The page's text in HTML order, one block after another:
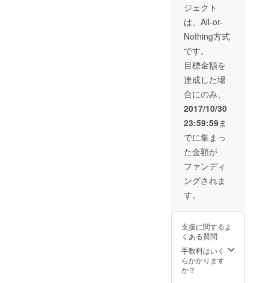
ジェクト
は、All-or-
Nothing方式
です。
目標金額を
達成した場
合にのみ、
2017/10/30
23:59:59ま
でに集まっ
た金額が
ファンディ
ングされま
す。
支援に関するよ
くある質問
手数料はいく
らかかります
か？